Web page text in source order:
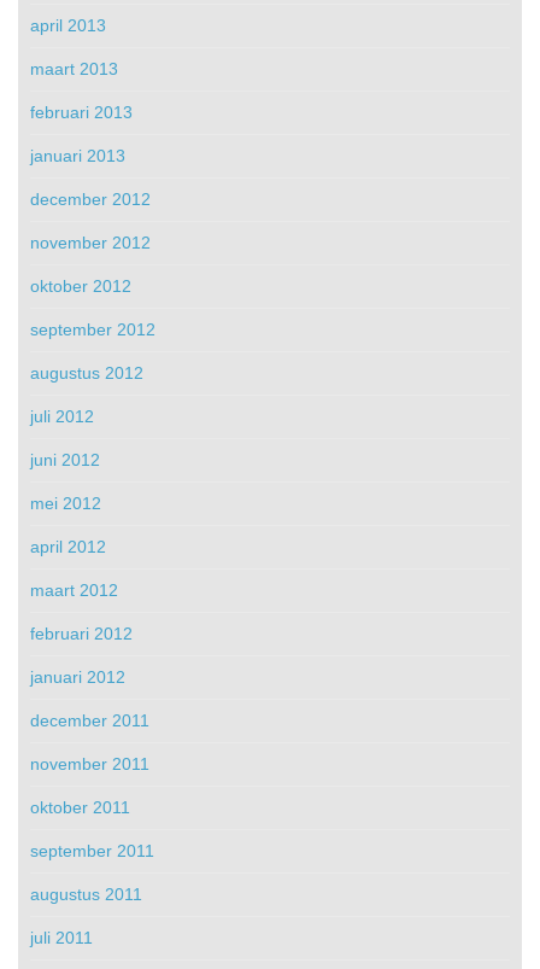
april 2013
maart 2013
februari 2013
januari 2013
december 2012
november 2012
oktober 2012
september 2012
augustus 2012
juli 2012
juni 2012
mei 2012
april 2012
maart 2012
februari 2012
januari 2012
december 2011
november 2011
oktober 2011
september 2011
augustus 2011
juli 2011